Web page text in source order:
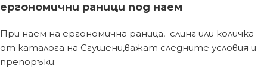
ергономични раници под наем
При наем на ергономична раница, слинг или количка
от каталога на Сгушени,важат следните условия и
препоръки: